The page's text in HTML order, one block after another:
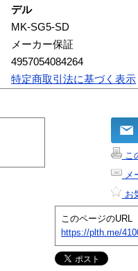
デル
MK-SG5-SD
メーカー保証
4957054084264
特定商取引法に基づく表示
こ
メ
お
このページのURL
https://plth.me/